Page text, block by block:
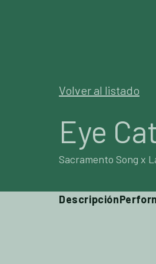
Volver al listado
Eye
Sacramento Song x
Descripción